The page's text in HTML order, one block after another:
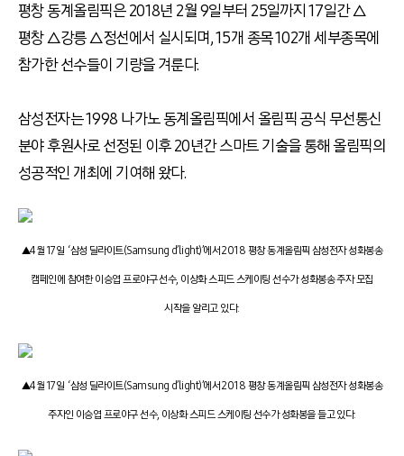
평창 동계올림픽은 2018년 2월 9일부터 25일까지 17일간 △
평창 △강릉 △정선에서 실시되며, 15개 종목 102개 세부종목에
참가한 선수들이 기량을 겨룬다.
삼성전자는 1998 나가노 동계올림픽에서 올림픽 공식 무선통신
분야 후원사로 선정된 이후 20년간 스마트 기술을 통해 올림픽의
성공적인 개최에 기여해 왔다.
▲4월 17일 ‘삼성 딜라이트(Samsung d’light)’에서 2018 평창 동계올림픽 삼성전자 성화봉송
캠페인에 참여한 이승엽 프로야구 선수, 이상화 스피드 스케이팅 선수가 성화봉송 주자 모집
시작을 알리고 있다.
▲4월 17일 ‘삼성 딜라이트(Samsung d’light)’에서 2018 평창 동계올림픽 삼성전자 성화봉송
주자인 이승엽 프로야구 선수, 이상화 스피드 스케이팅 선수가 성화봉을 들고 있다.